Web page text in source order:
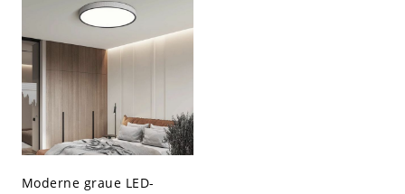
Moderne graue LED-